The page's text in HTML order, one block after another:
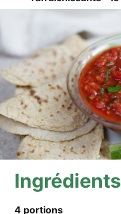
Ing­ré­di­ents
4 por­ti­ons